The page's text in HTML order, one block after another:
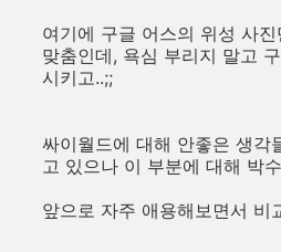
여기에 구글 어스의 위성 사
맞춤인데, 욕심 부리지 말고
시키고..;;
싸이월드에 대해 안좋은 생각
고 있으나 이 부분에 대해 박
앞으로 자주 애용해보면서 비